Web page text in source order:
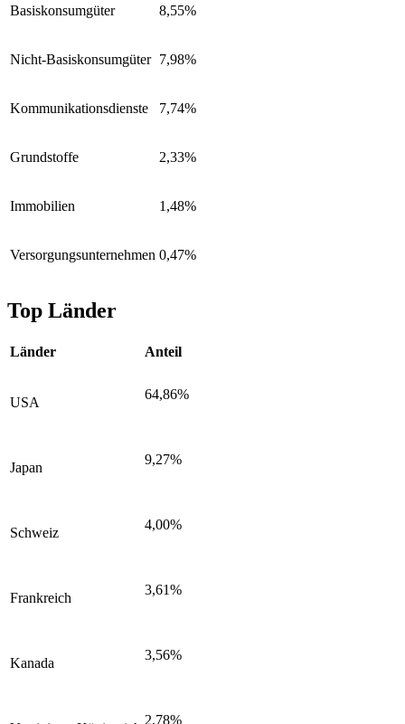
Basiskonsumgüter 8,55%
Nicht-Basiskonsumgüter 7,98%
Kommunikationsdienste 7,74%
Grundstoffe 2,33%
Immobilien 1,48%
Versorgungsunternehmen 0,47%
Top Länder
Länder Anteil
USA
64,86%
Japan
9,27%
Schweiz
4,00%
Frankreich
3,61%
Kanada
3,56%
2,78%